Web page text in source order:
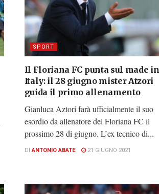
SPORT
Il Floriana FC punta sul made in
Italy: il 28 giugno mister Atzori
guida il primo allenamento
Gianluca Aztori farà ufficialmente il suo
esordio da allenatore del Floriana FC il
prossimo 28 di giugno. L’ex tecnico di...
DI ANTONIO ABATE 21 GIUGNO 2021